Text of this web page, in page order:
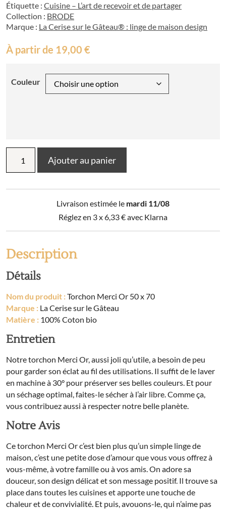
Étiquette : Cuisine – L’art de recevoir et de partager
Collection : BRODE
Marque : La Cerise sur le Gâteau® : linge de maison design
À partir de 19,00 €
Couleur
Torchon
Ajouter au panier
Livraison estimée le mardi 11/08
Réglez en 3 x6,33€avec Klarna
Description
Détails
Nom du produit :Torchon Merci Or 50 x 70
Marque : La Cerise sur le Gâteau
Matière : 100% Coton bio
Entretien
Notre torchon Merci Or, aussi joli qu’utile, a besoin de peu
pour garder son éclat au fil des utilisations. Il suffit de le laver
en machine à 30° pour préserver ses belles couleurs. Et pour
un séchage optimal, faites-le sécher à l’air libre. Comme ça,
vous contribuez aussi à respecter notre belle planète.
Notre Avis
Ce torchon Merci Or c’est bien plus qu’un simple linge de
maison, c’est une petite dose d’amour que vous vous offrez à
vous-même, à votre famille ou à vos amis. On adore sa
douceur, son design délicat et son message positif. Il trouve sa
place dans toutes les cuisines et apporte une touche de
chaleur et de convivialité. Et puis, avouons-le, qui n’aime pas